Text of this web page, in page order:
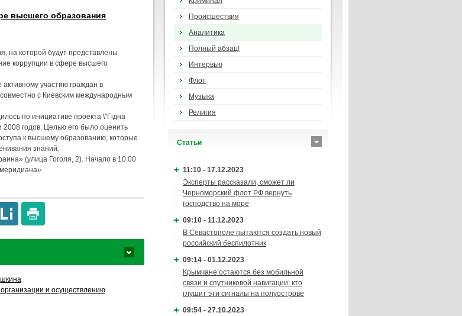
высшего образования
на которой будут представлены
коррупции в сфере высшего
участию граждан в
совместно с Киевским международным
по инициативе проекта \"Гідна
2008 годов. Целью его было оценить
к высшему образованию, которые
знаний.
(улица Гоголя, 2). Начало в 10:00
и осуществлению
Происшествия
Аналитика
Полный абзац!
Интервью
Флот
Музыка
Религия
Cтатьи
11:10 - 17.12.2023
Эксперты рассказали, сможет ли
Черноморский флот РФ вернуть
господство на море
09:10 - 11.12.2023
В Севастополе пытаются создать новый
российский беспилотник
09:14 - 01.12.2023
Крымчане остаются без мобильной
связи и спутниковой навигации: кто
глушит эти сигналы на полуострове
09:54 - 27.10.2023